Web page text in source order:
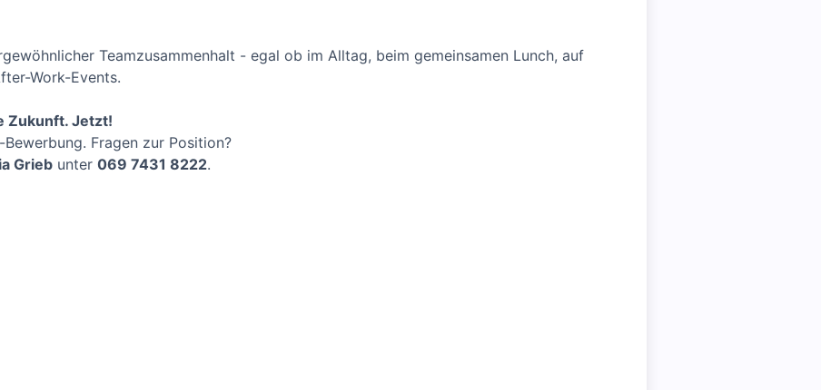
Teamzusammenhalt - egal ob im Alltag, beim gemeinsamen Lunch, auf
Work-Events.
Zukunft. Jetzt!
Fragen zur Position?
Grieb unter 069 7431 8222.